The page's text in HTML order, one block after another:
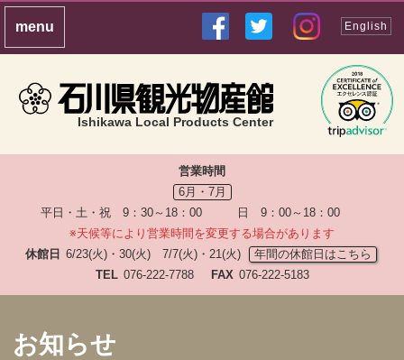
Ishikawa Local Products Center
English
営業時間
6月・7月
平日・土・祝 9：30～18：00 日 9：00～18：00
※天候等により営業時間を変更する場合があります
休館日 6/23(火)・30(火) 7/7(火)・21(火)
年間の休館日はこちら
TEL 076-222-7788 FAX 076-222-5183
お知らせ